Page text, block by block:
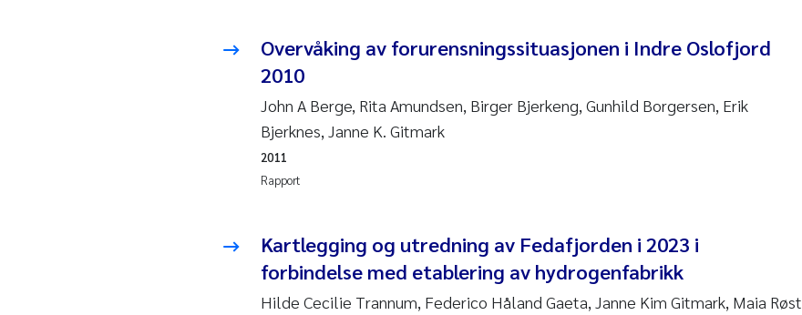
Merete Schøyen
Camilla With Fagerli
Lena Haugland Moen
Prem Chand
Thorjørn Larssen
Overvåking av forurensningssituasjonen i Indre Oslofjord
2010
John A Berge, Rita Amundsen, Birger Bjerkeng, Gunhild Borgersen, Erik
Bjerknes, Janne K. Gitmark
Rapport
2011
Kartlegging og utredning av Fedafjorden i 2023 i
forbindelse med etablering av hydrogenfabrikk
Hilde Cecilie Trannum, Federico Håland Gaeta, Janne Kim Gitmark, Maia Røst